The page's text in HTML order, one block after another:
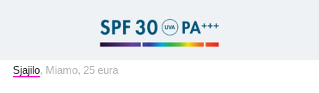
Sjajilo, Miamo, 25 eura